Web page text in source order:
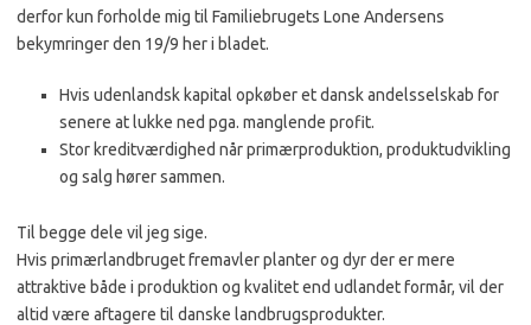
derfor kun forholde mig til Familiebrugets Lone Andersens
bekymringer den 19/9 her i bladet.
Hvis udenlandsk kapital opkøber et dansk andelsselskab for
senere at lukke ned pga. manglende profit.
Stor kreditværdighed når primærproduktion, produktudvikling
og salg hører sammen.
Til begge dele vil jeg sige.
Hvis primærlandbruget fremavler planter og dyr der er mere
attraktive både i produktion og kvalitet end udlandet formår, vil der
altid være aftagere til danske landbrugsprodukter.